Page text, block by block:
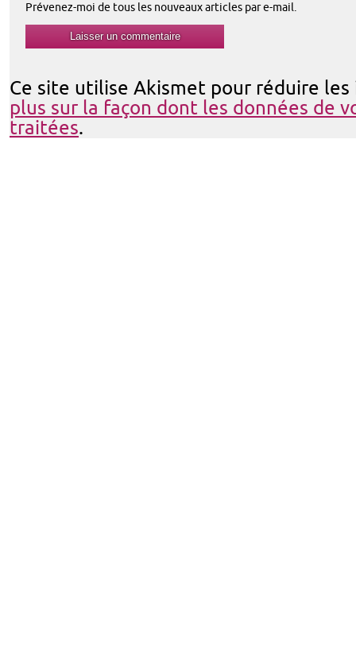
Prévenez-moi de tous les nouveaux articles par e-mail.
Ce site utilise Akismet pour réduire
plus sur la façon dont les données de
traitées.